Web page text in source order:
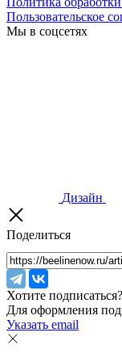
Пользовательское
Мы в соцсетях
Дизайн
Поделиться
Хотите подписаться?
Для оформления
Указать email